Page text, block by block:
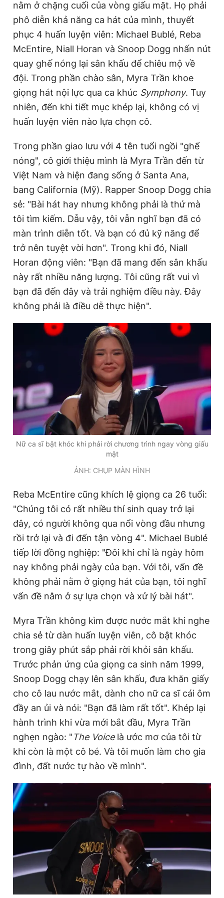
Giấy phép xuất bản số 110/GP - BTTTT cấp ngày 24.3.2020
© 2003-2026 Bản quyền thuộc về Báo Thanh Niên. Cấm sao
chép dưới mọi hình thức nếu không có sự chấp thuận bằng văn
bản. Phát triển bởi ePi Technologies, JSC.
nằm ở chặng cuối của vòng giấu mặt. Họ phải
phô diễn khả năng ca hát của mình, thuyết
phục 4 huấn luyện viên: Michael Bublé, Reba
McEntire, Niall Horan và Snoop Dogg nhấn nút
quay ghế nóng lại sân khấu để chiêu mộ về
đội. Trong phần chào sân, Myra Trần khoe
giọng hát nội lực qua ca khúc Symphony. Tuy
nhiên, đến khi tiết mục khép lại, không có vị
huấn luyện viên nào lựa chọn cô.
Trong phần giao lưu với 4 tên tuổi ngồi "ghế
nóng", cô giới thiệu mình là Myra Trần đến từ
Việt Nam và hiện đang sống ở Santa Ana,
bang California (Mỹ). Rapper Snoop Dogg chia
sẻ: "Bài hát hay nhưng không phải là thứ mà
tôi tìm kiếm. Dẫu vậy, tôi vẫn nghĩ bạn đã có
màn trình diễn tốt. Và bạn có đủ kỹ năng để
trở nên tuyệt vời hơn". Trong khi đó, Niall
Horan động viên: "Bạn đã mang đến sân khấu
này rất nhiều năng lượng. Tôi cũng rất vui vì
bạn đã đến đây và trải nghiệm điều này. Đây
không phải là điều dễ thực hiện".
Nữ ca sĩ bật khóc khi phải rời chương trình ngay vòng giấu
mặt
ẢNH: CHỤP MÀN HÌNH
Reba McEntire cũng khích lệ giọng ca 26 tuổi:
"Chúng tôi có rất nhiều thí sinh quay trở lại
đây, có người không qua nổi vòng đầu nhưng
rồi trở lại và đi đến tận vòng 4". Michael Bublé
tiếp lời đồng nghiệp: "Đôi khi chỉ là ngày hôm
nay không phải ngày của bạn. Với tôi, vấn đề
không phải nằm ở giọng hát của bạn, tôi nghĩ
vấn đề nằm ở sự lựa chọn và xử lý bài hát".
Myra Trần không kìm được nước mắt khi nghe
chia sẻ từ dàn huấn luyện viên, cô bật khóc
trong giây phút sắp phải rời khỏi sân khấu.
Trước phản ứng của giọng ca sinh năm 1999,
Snoop Dogg chạy lên sân khấu, đưa khăn giấy
cho cô lau nước mắt, dành cho nữ ca sĩ cái ôm
đầy an ủi và nói: "Bạn đã làm rất tốt". Khép lại
hành trình khi vừa mới bắt đầu, Myra Trần
nghẹn ngào: " The Voicelà ước mơ của tôi từ
khi còn là một cô bé. Và tôi muốn làm cho gia
đình, đất nước tự hào về mình".